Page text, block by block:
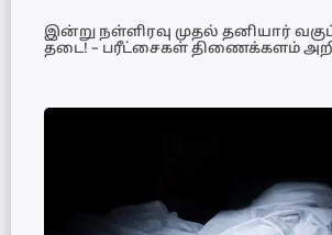
இன்று நள்ளிரவு முதல் தனியார்
தடை! – பரீட்சைகள் திணைக்களம்